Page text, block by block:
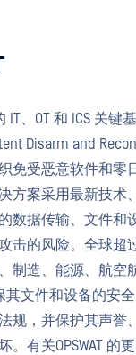
IT、OT 和 ICS 关键
Disarm and
免受恶意软件和零日
方案采用最新技术
数据传输、文件和
击的风险。全球超
制造、能源、航空
其文件和设备的安
规，并保护其声誉
。有关OPSWAT 的